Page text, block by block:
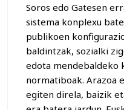
Soros edo Gatesen
sistema konplexu
publikoen
baldintzak, sozialki
edota mendebaldeko
normatiboak. Arazoa
egiten direla, baizik